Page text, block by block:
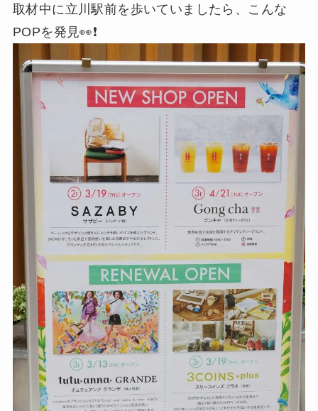
取材中に立川駅前を歩いていましたら、こんな
POPを発見👀❗